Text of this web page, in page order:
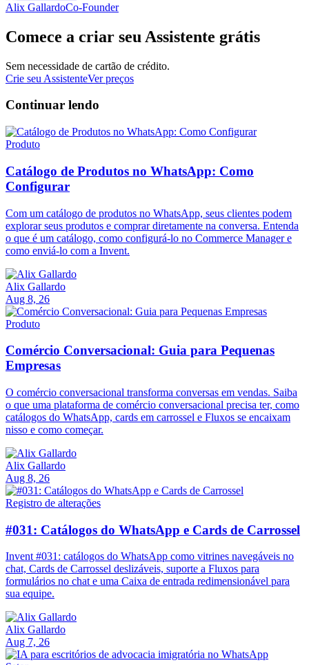
Alix GallardoCo-Founder
Comece a criar seu Assistente grátis
Sem necessidade de cartão de crédito.
Crie seu AssistenteVer preços
Continuar lendo
Produto
Catálogo de Produtos no WhatsApp: Como
Configurar
Com um catálogo de produtos no WhatsApp, seus clientes podem
explorar seus produtos e comprar diretamente na conversa. Entenda
o que é um catálogo, como configurá-lo no Commerce Manager e
como enviá-lo com a Invent.
Alix Gallardo
Aug 8, 26
Produto
Comércio Conversacional: Guia para Pequenas
Empresas
O comércio conversacional transforma conversas em vendas. Saiba
o que uma plataforma de comércio conversacional precisa ter, como
catálogos do WhatsApp, cards em carrossel e Fluxos se encaixam
nisso e como começar.
Alix Gallardo
Aug 8, 26
Registro de alterações
#031: Catálogos do WhatsApp e Cards de Carrossel
Invent #031: catálogos do WhatsApp como vitrines navegáveis no
chat, Cards de Carrossel deslizáveis, suporte a Fluxos para
formulários no chat e uma Caixa de entrada redimensionável para
sua equipe.
Alix Gallardo
Aug 7, 26